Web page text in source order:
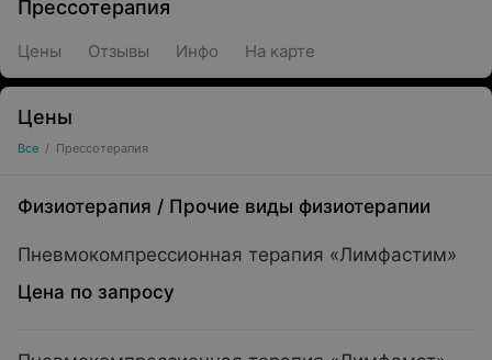
Прессотерапия
Цены Отзывы Инфо На карте
Цены
Все / Прессотерапия
Физиотерапия / Прочие виды физиотерапии
Пневмокомпрессионная терапия «Лимфастим»
Цена по запросу